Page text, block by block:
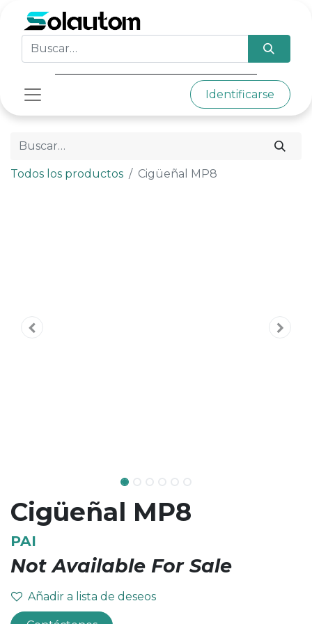
Identificarse
Todos los productos Cigüeñal MP8
Cigüeñal MP8
PAI
Not Available For Sale
Añadir a lista de deseos